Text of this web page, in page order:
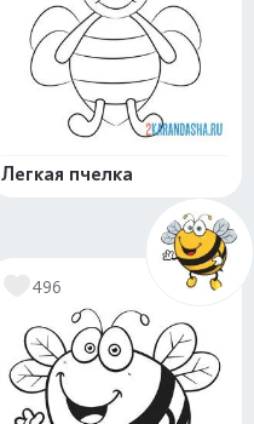
Легкая пчелка
496